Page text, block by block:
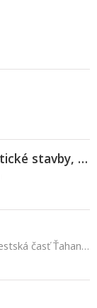
NESBAU nízkoenergetické stavby, s.r.o.
budapestianka, Košice - mestská časť Ťahanovce